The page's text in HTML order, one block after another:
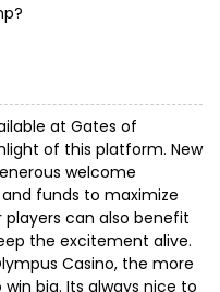
at Gates of
of this platform. New
welcome
funds to maximize
players can also benefit
the excitement alive.
Casino, the more
big. Its always nice to